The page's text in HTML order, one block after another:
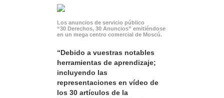
Los anuncios de servicio público
“30 Derechos, 30 Anuncios” emitiéndose
en un mega centro comercial de Moscú.
“Debido a vuestras notables
herramientas de aprendizaje;
incluyendo las
representaciones en vídeo de
los 30 artículos de la